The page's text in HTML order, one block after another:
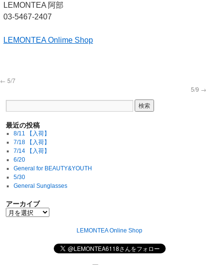
LEMONTEA 阿部
03-5467-2407
LEMONTEA Onlime Shop
← 5/7
5/9 →
最近の投稿
8/11 【入荷】
7/18 【入荷】
7/14 【入荷】
6/20
General for BEAUTY&YOUTH
5/30
General Sunglasses
アーカイブ
LEMONTEA Online Shop